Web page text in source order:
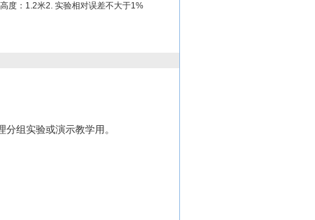
度：1.2米2. 实验相对误差不大于1%
组实验或演示教学用。